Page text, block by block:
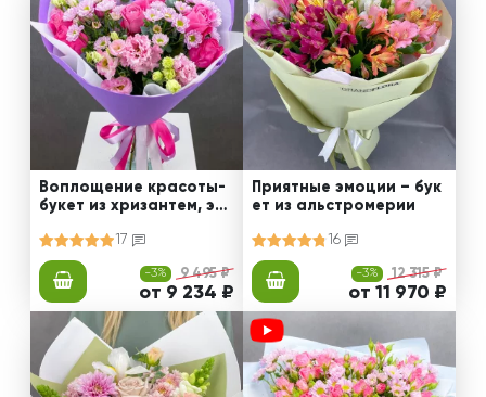
Воплощение красоты-
букет из хризантем, эус
17
-3% 9 495 ₽
от 9 234 ₽
Приятные эмоции – бук
ет из альстромерии
16
-3% 12 315 ₽
от 11 970 ₽